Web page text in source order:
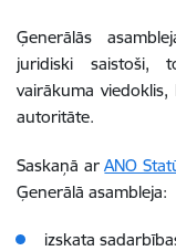
Ģenerālās
juridiski saistoši,
vairākuma
autoritāte.
Saskaņā arANO
Ģenerālā asambleja:
izskata